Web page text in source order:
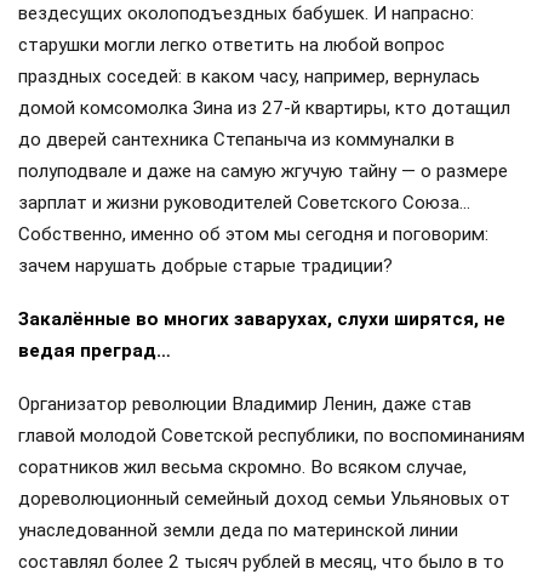
вездесущих околоподъездных бабушек. И напрасно:
старушки могли легко ответить на любой вопрос
праздных соседей: в каком часу, например, вернулась
домой комсомолка Зина из 27-й квартиры, кто дотащил
до дверей сантехника Степаныча из коммуналки в
полуподвале и даже на самую жгучую тайну — о размере
зарплат и жизни руководителей Советского Союза…
Собственно, именно об этом мы сегодня и поговорим:
зачем нарушать добрые старые традиции?
Закалённые во многих заварухах, слухи ширятся, не
ведая преград…
Организатор революции Владимир Ленин, даже став
главой молодой Советской республики, по воспоминаниям
соратников жил весьма скромно. Во всяком случае,
дореволюционный семейный доход семьи Ульяновых от
унаследованной земли деда по материнской линии
составлял более 2 тысяч рублей в месяц, что было в то